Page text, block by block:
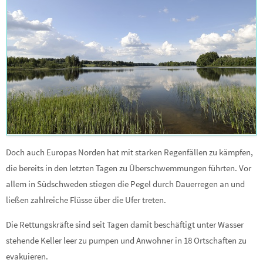
Doch auch Europas Norden hat mit starken Regenfällen zu kämpfen,
die bereits in den letzten Tagen zu Überschwemmungen führten. Vor
allem in Südschweden stiegen die Pegel durch Dauerregen an und
ließen zahlreiche Flüsse über die Ufer treten.
Die Rettungskräfte sind seit Tagen damit beschäftigt unter Wasser
stehende Keller leer zu pumpen und Anwohner in 18 Ortschaften zu
evakuieren.